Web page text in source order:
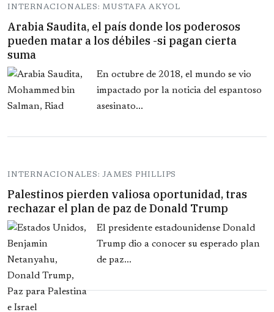
INTERNACIONALES: MUSTAFA AKYOL
Arabia Saudita, el país donde los poderosos
pueden matar a los débiles -si pagan cierta
suma
En octubre de 2018, el mundo se vio
impactado por la noticia del espantoso
asesinato...
INTERNACIONALES: JAMES PHILLIPS
Palestinos pierden valiosa oportunidad, tras
rechazar el plan de paz de Donald Trump
El presidente estadounidense Donald
Trump dio a conocer su esperado plan
de paz...